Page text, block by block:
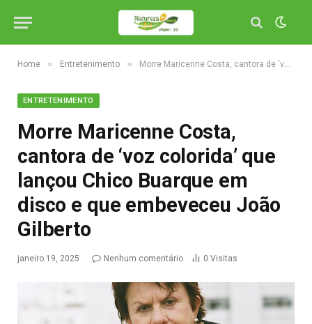
Home » Entretenimento » Morre Maricenne Costa, cantora de ‘voz colorida’ que lançou Chico Buarque em disco e que embeveceu João Gilberto
ENTRETENIMENTO
Morre Maricenne Costa,
cantora de ‘voz colorida’ que
lançou Chico Buarque em
disco e que embeveceu João
Gilberto
janeiro 19, 2025 Nenhum comentário 0 Visitas